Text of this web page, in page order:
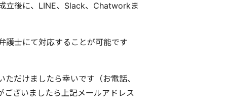
立後に、LINE、Slack、Chatworkま
護士にて対応することが可能です
だけましたら幸いです（お電話、
ざいましたら上記メールアドレス